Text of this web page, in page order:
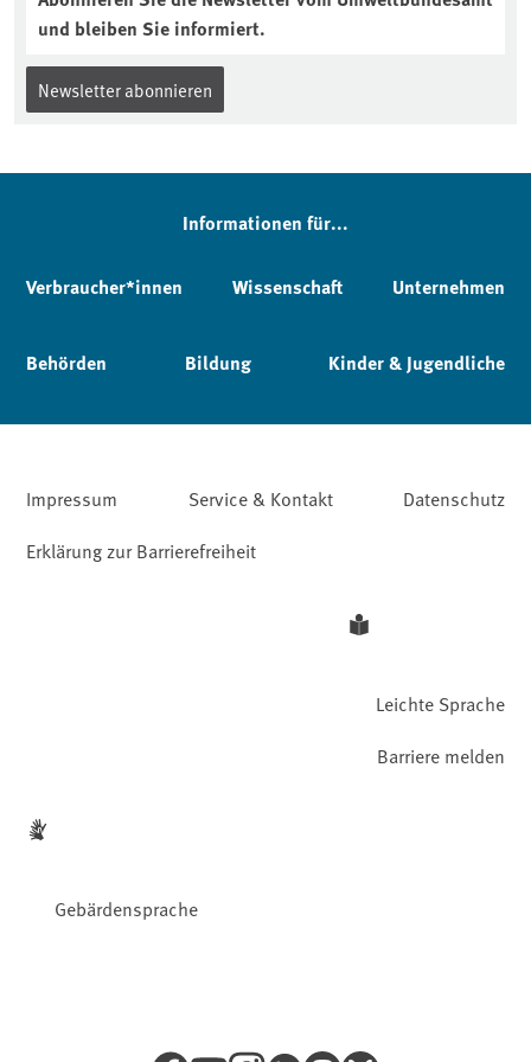
und bleiben Sie informiert.
Newsletter abonnieren
Informationen für...
Verbraucher*innen Wissenschaft Unternehmen
Behörden Bildung Kinder & Jugendliche
Impressum Service & Kontakt
Datenschutz
Erklärung zur Barrierefreiheit
Leichte Sprache
Gebärdensprache
Barriere melden